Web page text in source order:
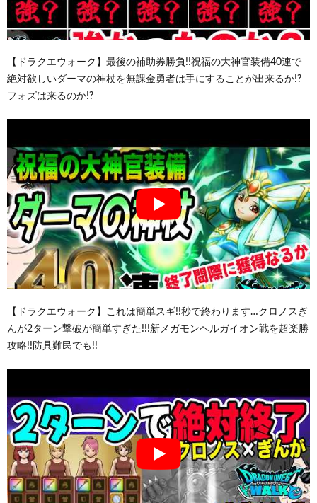
【ドラクエウォーク】最後の補助券勝負!!祝福の大神官装備40連で
絶対欲しいダーマの神杖を無課金勇者は手にすることが出来るか!?
フォズは来るのか!?
【ドラクエウォーク】これは簡単スギ!!秒で終わります…クロノスぎ
んが2ターン撃破が簡単すぎた!!!新メガモンヘルガイオン戦を超楽勝
攻略!!防具難民でも!!